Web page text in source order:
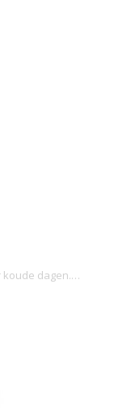
koude dagen.…